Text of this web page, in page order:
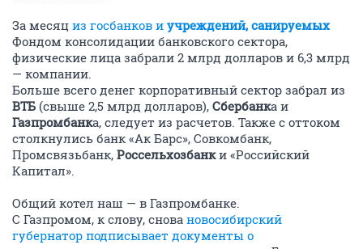
За месяц из госбанков и учреждений, санируемых
Фондом консолидации банковского сектора,
физические лица забрали 2 млрд долларов и 6,3 млрд
— компании.
Больше всего денег корпоративный сектор забрал из
ВТБ (свыше 2,5 млрд долларов), Сбербанка и
Газпромбанка, следует из расчетов. Также с оттоком
столкнулись банк «Ак Барс», Совкомбанк,
Промсвязьбанк, Россельхозбанки «Российский
Капитал».
Общий котел наш — в Газпромбанке.
С Газпромом, к слову, снова новосибирский
губернатор подписывает документы о